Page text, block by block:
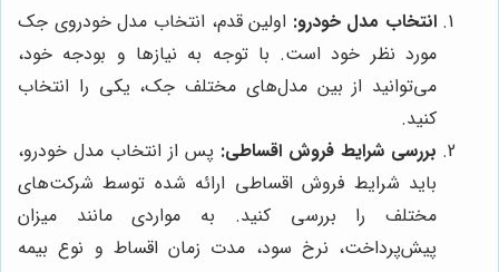
انتخاب مدل خودرو: اولین قدم، انتخاب مدل خودروی جک
مورد نظر خود است. با توجه به نیازها و بودجه خود،
می‌توانید از بین مدل‌های مختلف جک، یکی را انتخاب
کنید.
بررسی شرایط فروش اقساطی: پس از انتخاب مدل خودرو،
باید شرایط فروش اقساطی ارائه شده توسط شرکت‌های
مختلف را بررسی کنید. به مواردی مانند میزان
پیش‌پرداخت، نرخ سود، مدت زمان اقساط و نوع بیمه